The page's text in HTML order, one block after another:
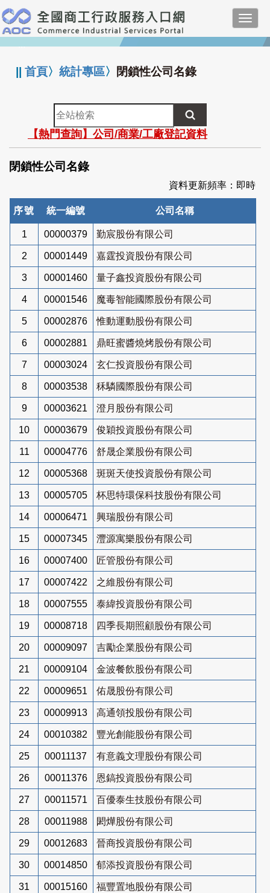
跳
到
主
要
:::
||首頁〉統計專區〉 閉鎖性公司名錄
全
站
檢
索
【熱門查詢】公司/商業/工廠登記資料
閉鎖性公司名錄
資料更新頻率：即時
序號 統一編號 公司名稱
1 00000379 勤宸股份有限公司
2 00001449 嘉霆投資股份有限公司
3 00001460 量子鑫投資股份有限公司
4 00001546 魔毒智能國際股份有限公司
5 00002876 惟動運動股份有限公司
6 00002881 鼎旺蜜醬燒烤股份有限公司
7 00003024 玄仁投資股份有限公司
8 00003538 秝驎國際股份有限公司
9 00003621 澄月股份有限公司
10 00003679 俊穎投資股份有限公司
11 00004776 舒晟企業股份有限公司
12 00005368 斑斑天使投資股份有限公司
13 00005705 杯思特環保科技股份有限公司
14 00006471 興瑞股份有限公司
15 00007345 灃源寓樂股份有限公司
16 00007400 匠管股份有限公司
17 00007422 之維股份有限公司
18 00007555 泰緯投資股份有限公司
19 00008718 四季長期照顧股份有限公司
20 00009097 吉勵企業股份有限公司
21 00009104 金波餐飲股份有限公司
22 00009651 佑晟股份有限公司
23 00009913 高通領投股份有限公司
24 00010382 豐光創能股份有限公司
25 00011137 有意義文理股份有限公司
26 00011376 恩鎬投資股份有限公司
27 00011571 百優泰生技股份有限公司
28 00011988 閎燁股份有限公司
29 00012683 晉商投資股份有限公司
30 00014850 郁添投資股份有限公司
31 00015160 福豐置地股份有限公司